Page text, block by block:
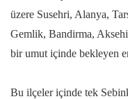
üzere Susehri, Alanya,
Gemlik, Bandirma,
bir umut içinde bekleyen
Bu ilçeler içinde tek